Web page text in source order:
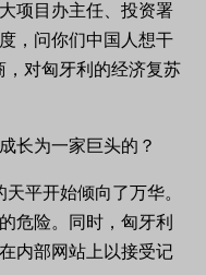
项目办主任、投资署
，问你们中国人想干
，对匈牙利的经济复苏
平开始倾向了万华。
危险。同时，匈牙利
内部网站上以接受记